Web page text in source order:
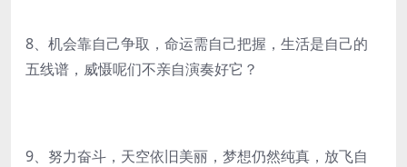
8、机会靠自己争取，命运需自己把握，生活是自己的
五线谱，威慑呢们不亲自演奏好它？
9、努力奋斗，天空依旧美丽，梦想仍然纯真，放飞自